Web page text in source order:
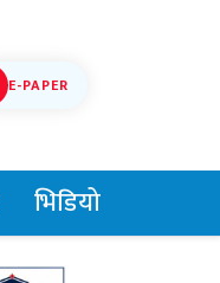
E-PAPER
भिडियो